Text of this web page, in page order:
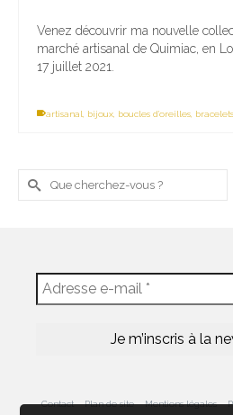
Venez découvrir ma nouvelle
marché artisanal de Quimiac, en
17 juillet 2021.
artisanal bijoux boucles d'oreilles bracelets
Rechercher :
Contact Plan de site Mentions légales